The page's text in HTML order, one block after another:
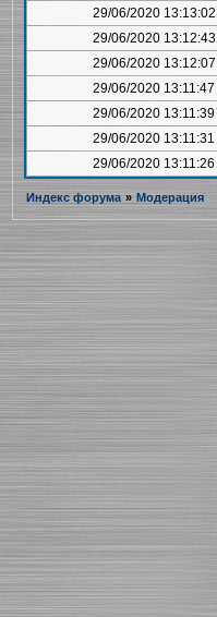
29/06/2020 13:13:02
29/06/2020 13:12:43
29/06/2020 13:12:07
29/06/2020 13:11:47
29/06/2020 13:11:39
29/06/2020 13:11:31
29/06/2020 13:11:26
Индекс форума » Модерация